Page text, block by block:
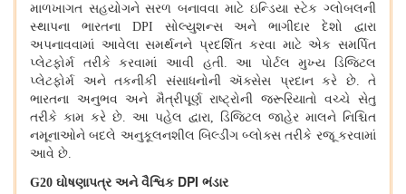
માળખાગત સહયોગને સરળ બનાવવા માટે ઇન્ડિયા સ્ટેક ગ્લોબલની
સ્થાપના ભારતના DPI સોલ્યુશન્સ અને ભાગીદાર દેશો દ્વારા
અપનાવવામાં આવેલા સમર્થનને પ્રદર્શિત કરવા માટે એક સમર્પિત
પ્લેટફોર્મ તરીકે કરવામાં આવી હતી .આ પોર્ટલ મુખ્ય ડિજિટલ
પ્લેટફોર્મ અને તકનીકી સંસાધનોની ઍક્સેસ પ્રદાન કરે છે. તે
ભારતના અનુભવ અને મૈત્રીપૂર્ણ રાષ્ટ્રોની જરૂરિયાતો વચ્ચે સેતુ
તરીકે કામ કરે છે
આ પહેલ દ્વારા
ડિજિટલ જાહેર માલને નિશ્ચિત
નમૂનાઓને બદલે અનુકૂલનશીલ બિલ્ડીંગ બ્લોક્સ તરીકે રજૂ કરવામાં
આવે છે
G20 ઘોષણાપત્ર અને વૈશ્વિક DPI ભંડાર